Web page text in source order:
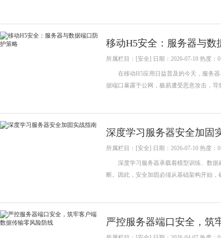
移动H5安全：服务器与数
所属栏目：[安全] 日期：2026-07-10 热度：0
在移动H5应用日益普及的今天，服务器
据端口暴露于公网，极易遭受恶意攻击，
深度学习服务器安全加固
所属栏目：[安全] 日期：2026-07-10 热度：0
深度学习服务器承载着模型训练、数据
断。因此，安全加固必须从基础架构开始
严控服务器端口安全，筑